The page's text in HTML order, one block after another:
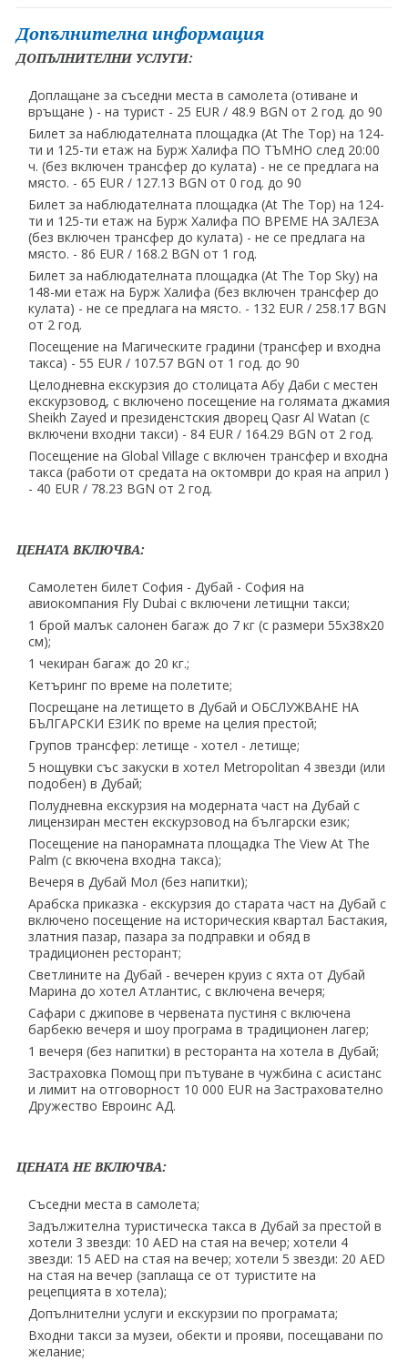
Допълнителна информация
ДОПЪЛНИТЕЛНИ УСЛУГИ:
Доплащане за съседни места в самолета (отиване и
връщане ) - на турист - 25 EUR ∕ 48.9 BGN от 2 год. до 90
Билет за наблюдателната площадка (At The Top) на 124-
ти и 125-ти етаж на Бурж Халифа ПО ТЪМНО след 20:00
ч. (без включен трансфер до кулата) - не се предлага на
място. - 65 EUR ∕ 127.13 BGN от 0 год. до 90
Билет за наблюдателната площадка (At The Top) на 124-
ти и 125-ти етаж на Бурж Халифа ПО ВРЕМЕ НА ЗАЛЕЗА
(без включен трансфер до кулата) - не се предлага на
място. - 86 EUR ∕ 168.2 BGN от 1 год.
Билет за наблюдателната площадка (At The Top Sky) на
148-ми етаж на Бурж Халифа (без включен трансфер до
кулата) - не се предлага на място. - 132 EUR ∕ 258.17 BGN
от 2 год.
Посещение на Магическите градини (трансфер и входна
такса) - 55 EUR ∕ 107.57 BGN от 1 год. до 90
Целодневна екскурзия до столицата Абу Даби с местен
екскурзовод, с включено посещение на голямата джамия
Sheikh Zayed и президенстския дворец Qasr Al Watan (с
включени входни такси) - 84 EUR ∕ 164.29 BGN от 2 год.
Посещение на Global Village с включен трансфер и входна
такса (работи от средата на октомври до края на април )
- 40 EUR ∕ 78.23 BGN от 2 год.
ЦЕНАТА ВКЛЮЧВА:
Самолетен билет София - Дубай - София на
авиокомпания Fly Dubai с включени летищни такси;
1 брой малък салонен багаж до 7 кг (с размери 55x38x20
см);
1 чекиран багаж до 20 кг.;
Kетъринг по време на полетите;
Посрещане на летището в Дубай и ОБСЛУЖВАНЕ НА
БЪЛГАРСКИ ЕЗИК по време на целия престой;
Групов трансфер: летище - хотел - летище;
5 нощувки със закуски в хотел Metropolitan 4 звезди (или
подобен) в Дубай;
Полудневна екскурзия на модерната част на Дубай с
лицензиран местен екскурзовод на български език;
Посещение на панорамната площадка The View At The
Palm (с вкючена входна такса);
Вечеря в Дубай Мол (без напитки);
Арабска приказка - екскурзия до старата част на Дубай с
включено посещение на историческия квартал Бастакия,
златния пазар, пазара за подправки и обяд в
традиционен ресторант;
Светлините на Дубай - вечерен круиз с яхта от Дубай
Марина до хотел Атлантис, с включена вечеря;
Сафари с джипове в червената пустиня с включена
барбекю вечеря и шоу програма в традиционен лагер;
1 вечеря (без напитки) в ресторанта на хотела в Дубай;
Застраховка Помощ при пътуване в чужбина с асистанс
и лимит на отговорност 10 000 EUR на Застрахователно
Дружество Евроинс АД.
ЦЕНАТА НЕ ВКЛЮЧВА:
Съседни места в самолета;
Задължителна туристическа такса в Дубай за престой в
хотели 3 звезди: 10 AED на стая на вечер; хотели 4
звезди: 15 AED на стая на вечер; хотели 5 звезди: 20 AED
на стая на вечер (заплаща се от туристите на
рецепцията в хотела);
Допълнителни услуги и екскурзии по програмата;
Входни такси за музеи, обекти и прояви, посещавани по
желание;